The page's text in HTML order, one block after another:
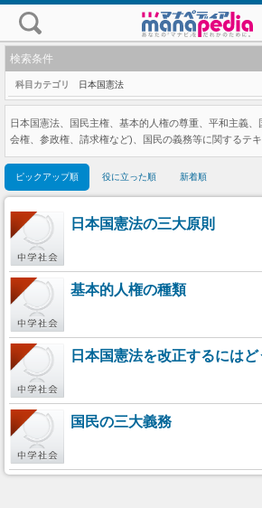
検索条件
科目カテゴリ 日本国憲法
日本国憲法、国民主権、基本的人権の尊重、平和主義
会権、参政権、請求権など)、国民の義務等に関するテ
ピックアップ順 役に立った順 新着順
日本国憲法の三大原則
基本的人権の種類
日本国憲法を改正するには
国民の三大義務